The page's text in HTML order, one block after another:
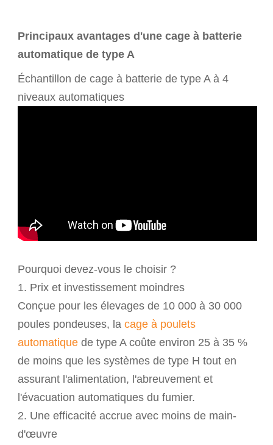
Principaux avantages d'une cage à batterie
automatique de type A
Échantillon de cage à batterie de type A à 4
niveaux automatiques
Pourquoi devez-vous le choisir ?
1. Prix et investissement moindres
Conçue pour les élevages de 10 000 à 30 000
poules pondeuses, lacage à poulets
automatique de type A coûte environ 25 à 35 %
de moins que les systèmes de type H tout en
assurant l'alimentation, l'abreuvement et
l'évacuation automatiques du fumier.
2. Une efficacité accrue avec moins de main-
d'œuvre